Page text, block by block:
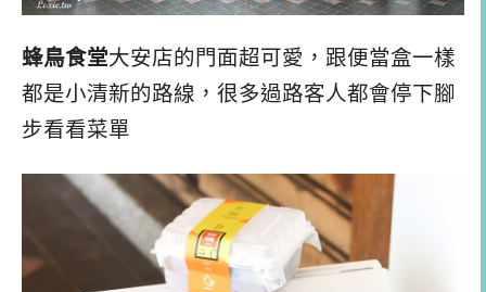
蜂鳥食堂大安店的門面超可愛，跟便當盒一樣
都是小清新的路線，很多過路客人都會停下腳
步看看菜單